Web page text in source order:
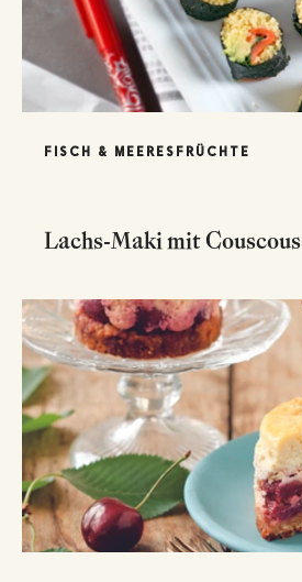
FISCH & MEERESFRÜCHTE
Lachs-Maki mit Couscous